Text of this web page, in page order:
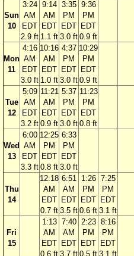
Sun
10
3:24
AM
EDT
2.9 ft
9:14
AM
EDT
1.1 ft
3:35
PM
EDT
3.0 ft
9:36
PM
EDT
0.9 ft
Mon
11
4:16
AM
EDT
3.0 ft
10:16
AM
EDT
1.0 ft
4:37
PM
EDT
3.0 ft
10:29
PM
EDT
0.9 ft
Tue
12
5:09
AM
EDT
3.2 ft
11:21
AM
EDT
0.9 ft
5:37
PM
EDT
3.0 ft
11:23
PM
EDT
0.8 ft
Wed
13
6:00
AM
EDT
3.3 ft
12:25
PM
EDT
0.8 ft
6:33
PM
EDT
3.0 ft
Thu
14
12:18
AM
EDT
0.7 ft
6:51
AM
EDT
3.5 ft
1:26
PM
EDT
0.6 ft
7:25
PM
EDT
3.1 ft
Fri
15
1:13
AM
EDT
0.6 ft
7:40
AM
EDT
3.7 ft
2:23
PM
EDT
0.5 ft
8:16
PM
EDT
3.1 ft